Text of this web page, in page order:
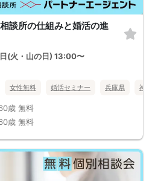
談所の仕組みと婚活の進
(火・山の日) 13:00〜
女性無料 婚活セミナー 兵庫県 神
歳 無料
歳 無料